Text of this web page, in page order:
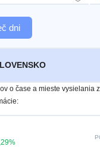
dni
o čase a mieste vysielania